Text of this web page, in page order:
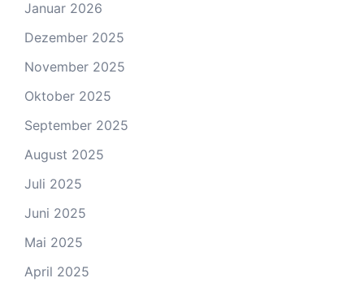
Januar 2026
Dezember 2025
November 2025
Oktober 2025
September 2025
August 2025
Juli 2025
Juni 2025
Mai 2025
April 2025